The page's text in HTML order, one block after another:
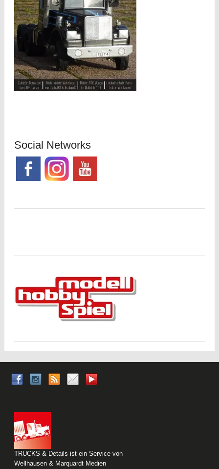
Social Networks
TRUCKS & Details ist ein Service von
Wellhausen & Marquardt Medien